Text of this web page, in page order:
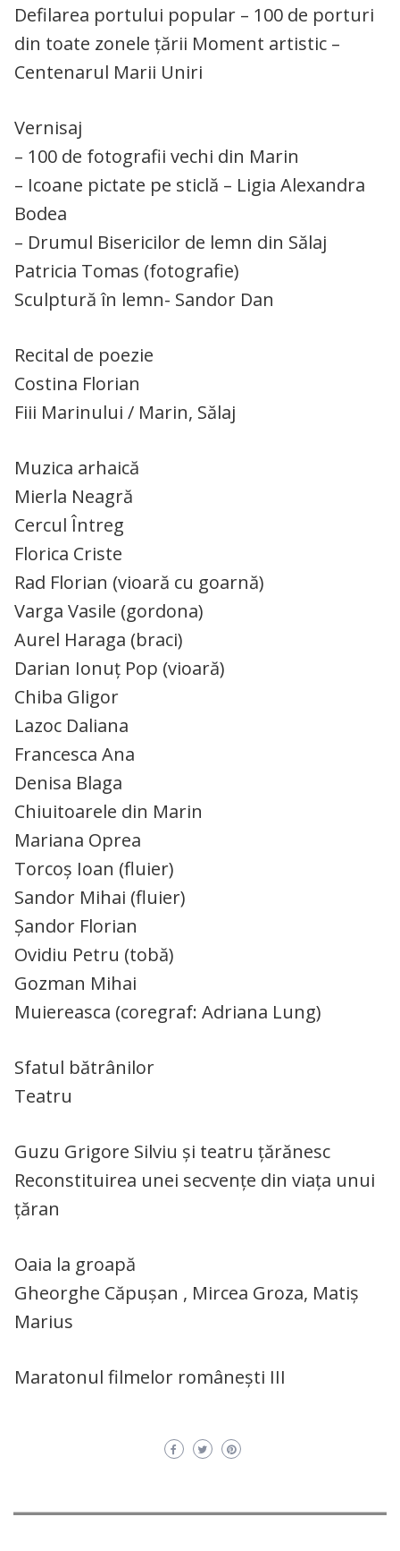
Defilarea portului popular – 100 de porturi
din toate zonele țării Moment artistic –
Centenarul Marii Uniri
Vernisaj
– 100 de fotografii vechi din Marin
– Icoane pictate pe sticlă – Ligia Alexandra
Bodea
– Drumul Bisericilor de lemn din Sălaj
Patricia Tomas (fotografie)
Sculptură în lemn- Sandor Dan
Recital de poezie
Costina Florian
Fiii Marinului / Marin, Sălaj
Muzica arhaică
Mierla Neagră
Cercul Întreg
Florica Criste
Rad Florian (vioară cu goarnă)
Varga Vasile (gordona)
Aurel Haraga (braci)
Darian Ionuț Pop (vioară)
Chiba Gligor
Lazoc Daliana
Francesca Ana
Denisa Blaga
Chiuitoarele din Marin
Mariana Oprea
Torcoş Ioan (fluier)
Sandor Mihai (fluier)
Șandor Florian
Ovidiu Petru (tobă)
Gozman Mihai
Muiereasca (coregraf: Adriana Lung)
Sfatul bătrânilor
Teatru
Guzu Grigore Silviu și teatru țărănesc
Reconstituirea unei secvențe din viața unui
țăran
Oaia la groapă
Gheorghe Căpușan , Mircea Groza, Matiș
Marius
Maratonul filmelor românești III